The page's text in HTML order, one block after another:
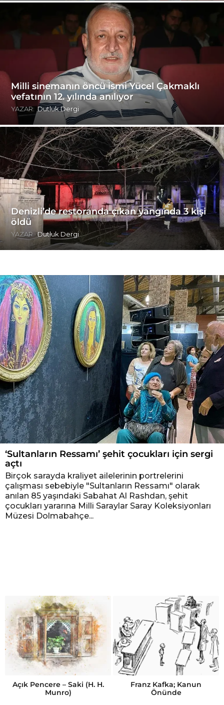
Milli sinemanın öncü ismi Yücel Çakmaklı
vefatının 12. yılında anılıyor
YAZAR: Dutluk Dergi
Denizli’de restoranda çıkan yangında 3 kişi
öldü
YAZAR: Dutluk Dergi
M
i
l
l
i
‘Sultanların Ressamı’ şehit çocukları için sergi
açtı
Birçok sarayda kraliyet ailelerinin portrelerini
çalışması sebebiyle "Sultanların Ressamı" olarak
anılan 85 yaşındaki Sabahat Al Rashdan, şehit
çocukları yararına Milli Saraylar Saray Koleksiyonları
Müzesi Dolmabahçe...
Açık Pencere – Saki (H. H.
Munro)
Franz Kafka; Kanun
Önünde